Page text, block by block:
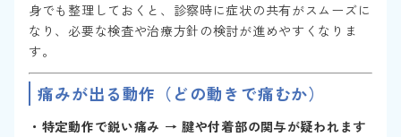
身でも整理しておくと、診察時に症状の共有がスムーズに
なり、必要な検査や治療方針の検討が進めやすくなりま
す。
痛みが出る動作（どの動きで痛むか）
・特定動作で鋭い痛み → 腱や付着部の関与が疑われます